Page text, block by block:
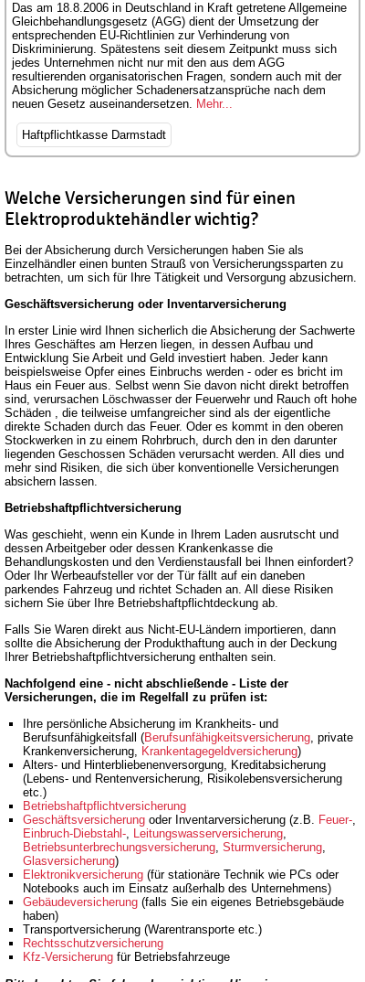
Das am 18.8.2006 in Deutschland in Kraft getretene Allgemeine
Gleichbehandlungsgesetz (AGG) dient der Umsetzung der
entsprechenden EU-Richtlinien zur Verhinderung von
Diskriminierung. Spätestens seit diesem Zeitpunkt muss sich
jedes Unternehmen nicht nur mit den aus dem AGG
resultierenden organisatorischen Fragen, sondern auch mit der
Absicherung möglicher Schadenersatzansprüche nach dem
neuen Gesetz auseinandersetzen. Mehr...
Haftpflichtkasse Darmstadt
Welche Versicherungen sind für einen
Elektroproduktehändler wichtig?
Bei der Absicherung durch Versicherungen haben Sie als
Einzelhändler einen bunten Strauß von Versicherungssparten zu
betrachten, um sich für Ihre Tätigkeit und Versorgung abzusichern.
Geschäftsversicherung oder Inventarversicherung
In erster Linie wird Ihnen sicherlich die Absicherung der Sachwerte
Ihres Geschäftes am Herzen liegen, in dessen Aufbau und
Entwicklung Sie Arbeit und Geld investiert haben. Jeder kann
beispielsweise Opfer eines Einbruchs werden - oder es bricht im
Haus ein Feuer aus. Selbst wenn Sie davon nicht direkt betroffen
sind, verursachen Löschwasser der Feuerwehr und Rauch oft hohe
Schäden , die teilweise umfangreicher sind als der eigentliche
direkte Schaden durch das Feuer. Oder es kommt in den oberen
Stockwerken in zu einem Rohrbruch, durch den in den darunter
liegenden Geschossen Schäden verursacht werden. All dies und
mehr sind Risiken, die sich über konventionelle Versicherungen
absichern lassen.
Betriebshaftpflichtversicherung
Was geschieht, wenn ein Kunde in Ihrem Laden ausrutscht und
dessen Arbeitgeber oder dessen Krankenkasse die
Behandlungskosten und den Verdienstausfall bei Ihnen einfordert?
Oder Ihr Werbeaufsteller vor der Tür fällt auf ein daneben
parkendes Fahrzeug und richtet Schaden an. All diese Risiken
sichern Sie über Ihre Betriebshaftpflichtdeckung ab.
Falls Sie Waren direkt aus Nicht-EU-Ländern importieren, dann
sollte die Absicherung der Produkthaftung auch in der Deckung
Ihrer Betriebshaftpflichtversicherung enthalten sein.
Nachfolgend eine - nicht abschließende - Liste der
Versicherungen, die im Regelfall zu prüfen ist:
Ihre persönliche Absicherung im Krankheits- und
Berufsunfähigkeitsfall (Berufsunfähigkeitsversicherung, private
Krankenversicherung, Krankentagegeldversicherung)
Alters- und Hinterbliebenenversorgung, Kreditabsicherung
(Lebens- und Rentenversicherung, Risikolebensversicherung
etc.)
Betriebshaftpflichtversicherung
Geschäftsversicherung oder Inventarversicherung (z.B. Feuer-,
Einbruch-Diebstahl-, Leitungswasserversicherung,
Betriebsunterbrechungsversicherung, Sturmversicherung,
Glasversicherung)
Elektronikversicherung (für stationäre Technik wie PCs oder
Notebooks auch im Einsatz außerhalb des Unternehmens)
Gebäudeversicherung (falls Sie ein eigenes Betriebsgebäude
haben)
Transportversicherung (Warentransporte etc.)
Rechtsschutzversicherung
Kfz-Versicherung für Betriebsfahrzeuge